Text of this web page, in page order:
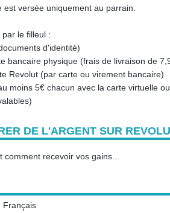
versée uniquement au parrain.
le filleul :
d'identité)
bancaire physique (frais de livraison de
Revolut (par carte ou virement bancaire)
moins 5€ chacun avec la carte virtuelle
DE L'ARGENT SUR
recevoir vos gains...
Français